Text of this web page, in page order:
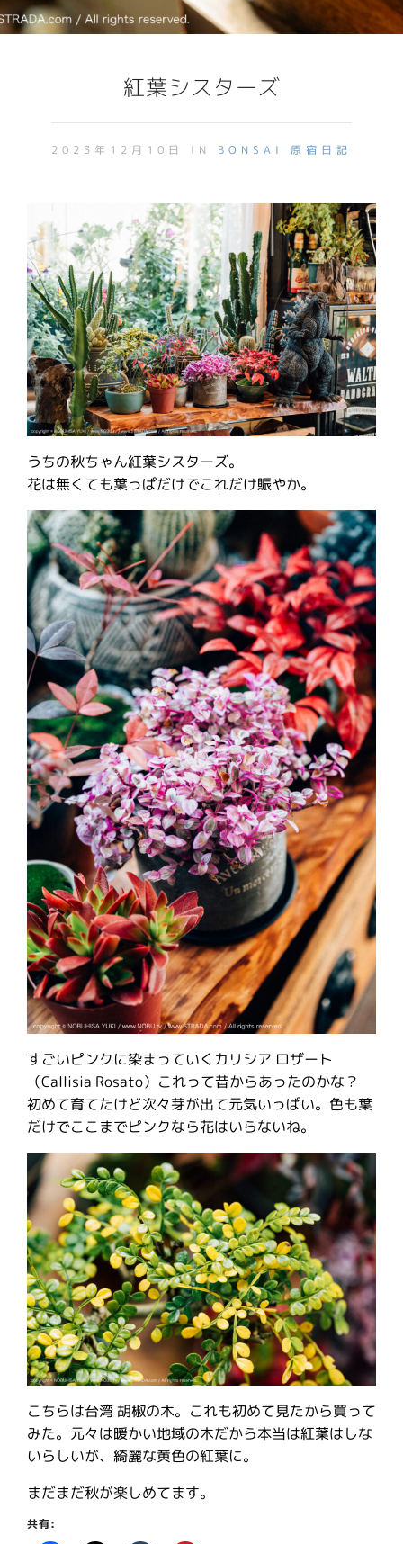
紅葉シスターズ
2023年12月10日 IN BONSAI 原宿日記
うちの秋ちゃん紅葉シスターズ。
花は無くても葉っぱだけでこれだけ賑やか。
すごいピンクに染まっていくカリシア ロザート
（Callisia Rosato）これって昔からあったのかな？
初めて育てたけど次々芽が出て元気いっぱい。色も葉
だけでここまでピンクなら花はいらないね。
こちらは台湾 胡椒の木。これも初めて見たから買って
みた。元々は暖かい地域の木だから本当は紅葉はしな
いらしいが、綺麗な黄色の紅葉に。
まだまだ秋が楽しめてます。
共有: